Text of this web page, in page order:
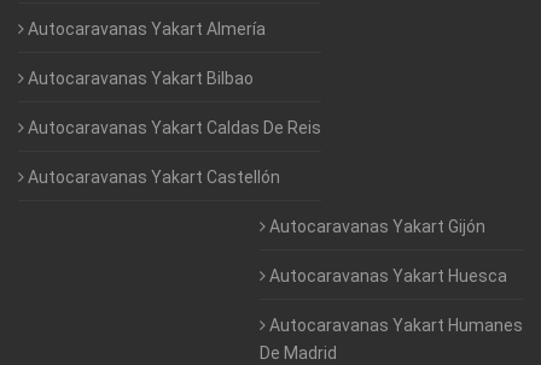
Autocaravanas Yakart Almería
Autocaravanas Yakart Bilbao
Autocaravanas Yakart Caldas De Reis
Autocaravanas Yakart Castellón
Autocaravanas Yakart Gijón
Autocaravanas Yakart Huesca
Autocaravanas Yakart Humanes
De Madrid